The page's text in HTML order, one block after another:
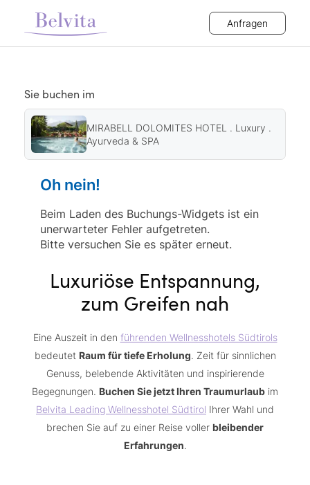
Anfragen
Sie buchen im
MIRABELL DOLOMITES HOTEL . Luxury .
Ayurveda & SPA
Oh nein!
Beim Laden des Buchungs-Widgets ist ein
unerwarteter Fehler aufgetreten.
Bitte versuchen Sie es später erneut.
Luxuriöse Entspannung,
zum Greifen nah
Eine Auszeit in den führenden Wellnesshotels Südtirols
bedeutet Raum für tiefe Erholung. Zeit für sinnlichen
Genuss, belebende Aktivitäten und inspirierende
Begegnungen. Buchen Sie jetzt Ihren Traumurlaub im
Belvita Leading Wellnesshotel Südtirol Ihrer Wahl und
brechen Sie auf zu einer Reise voller bleibender
Erfahrungen.